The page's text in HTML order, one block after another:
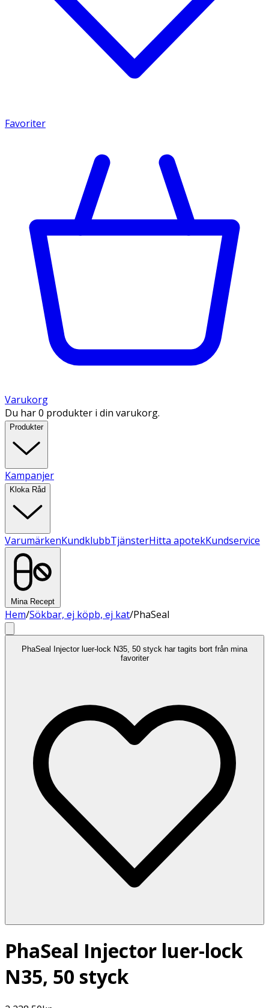
Favoriter
Varukorg
Du har 0 produkter i din varukorg.
Produkter
Kampanjer
Kloka Råd
VarumärkenKundklubbTjänsterHitta apotekKundservice
Mina Recept
Hem/Sökbar, ej köpb, ej kat/PhaSeal
PhaSeal Injector luer-lock N35, 50 styck har tagits bort från mina
favoriter
PhaSeal Injector luer-lock
N35, 50 styck